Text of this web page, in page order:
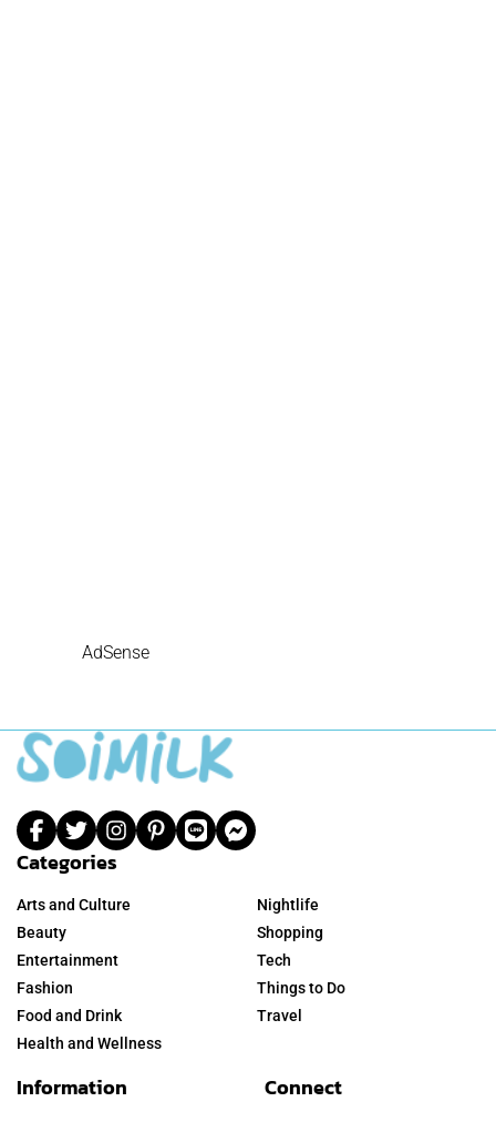
AdSense
Categories
Arts and Culture
Beauty
Entertainment
Fashion
Food and Drink
Health and Wellness
Nightlife
Shopping
Tech
Things to Do
Travel
Information Connect